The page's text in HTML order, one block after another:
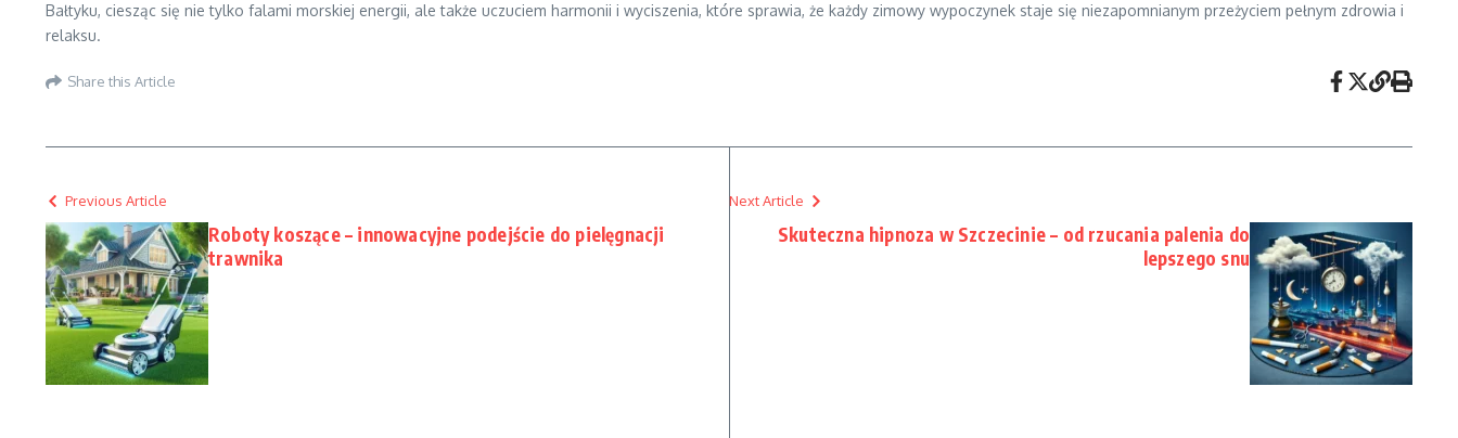
Bałtyku, ciesząc się nie tylko falami morskiej energii, ale także uczuciem harmonii i wyciszenia, które sprawia, że każdy zimowy wypoczynek staje się niezapomnianym przeżyciem pełnym zdrowia i
relaksu.
Share this Article
Previous Article
Roboty koszące – innowacyjne podejście do pielęgnacji
trawnika
Next Article
Skuteczna hipnoza w Szczecinie – od rzucania palenia do
lepszego snu